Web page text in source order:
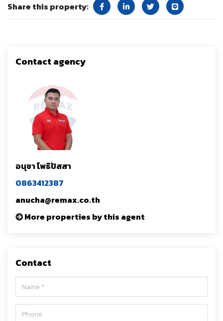
Share this property:
Contact agency
อนุชา โพธิปัสสา
0863412387
anucha@remax.co.th
More properties by this agent
Contact